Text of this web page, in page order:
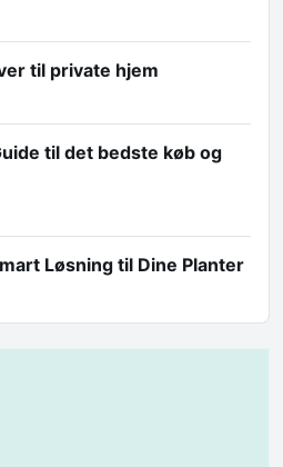
til private hjem
til det bedste køb og
Løsning til Dine Planter